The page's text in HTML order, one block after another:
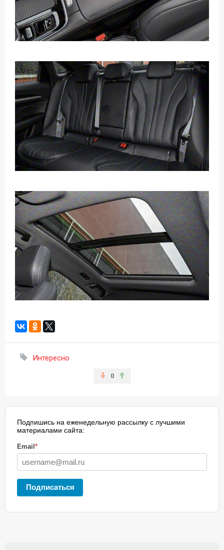
Интересно
0
Подпишись на еженедельную рассылку с лучшими
материалами сайта:
Email *
Подписаться